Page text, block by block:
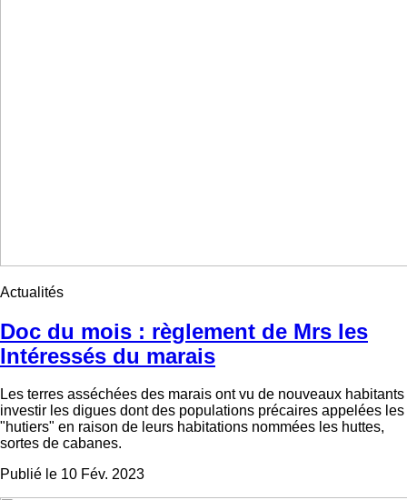
Actualités
Doc du mois : règlement de Mrs les
Intéressés du marais
Les terres asséchées des marais ont vu de nouveaux habitants
investir les digues dont des populations précaires appelées les
"hutiers" en raison de leurs habitations nommées les huttes,
sortes de cabanes.
Publié le 10 Fév. 2023